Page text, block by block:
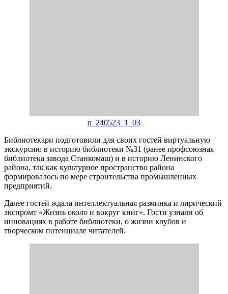
n_240523_1_03
Библиотекари подготовили для своих гостей виртуальную
экскурсию в историю библиотеки №31 (ранее профсоюзная
библиотека завода Станкомаш) и в историю Ленинского
района, так как культурное пространство района
формировалось по мере строительства промышленных
предприятий.
Далее гостей ждала интеллектуальная разминка и лирический
экспромт «Жизнь около и вокруг книг». Гости узнали об
инновациях в работе библиотеки, о жизни клубов и
творческом потенциале читателей.